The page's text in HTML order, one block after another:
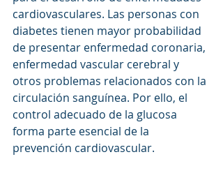
cardiovasculares. Las personas con
diabetes tienen mayor probabilidad
de presentar enfermedad coronaria,
enfermedad vascular cerebral y
otros problemas relacionados con la
circulación sanguínea. Por ello, el
control adecuado de la glucosa
forma parte esencial de la
prevención cardiovascular.